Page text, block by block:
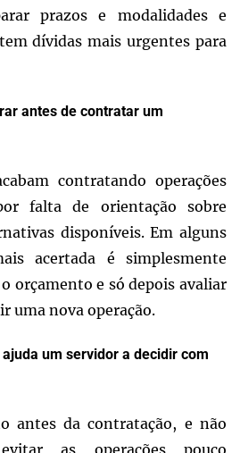
prazos e modalidades e
dívidas mais urgentes para
antes de contratar um
contratando operações
falta de orientação sobre
disponíveis. Em alguns
acertada é simplesmente
orçamento e só depois avaliar
uma nova operação.
um servidor a decidir com
antes da contratação, e não